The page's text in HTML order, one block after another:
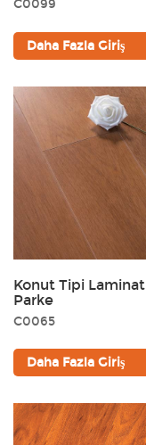
C0099
Daha Fazla Giriş
Konut Tipi Laminat
Parke
C0065
Daha Fazla Giriş